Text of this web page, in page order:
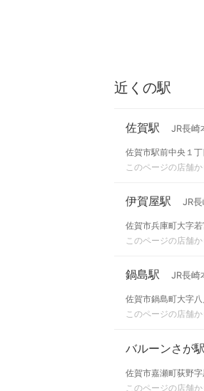
近くの駅
佐賀駅 JR長崎
佐賀市駅前中央１丁
このページの店舗
伊賀屋駅 JR
佐賀市兵庫町大字
このページの店舗
鍋島駅 JR長崎
佐賀市鍋島町大字
このページの店舗
バルーンさが駅
佐賀市嘉瀬町荻野
このページの店舗